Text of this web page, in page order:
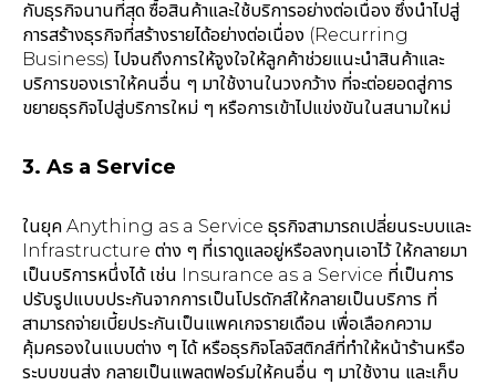
กับธุรกิจนานที่สุด ซื้อสินค้าและใช้บริการอย่างต่อเนื่อง ซึ่งนำไปสู่
การสร้างธุรกิจที่สร้างรายได้อย่างต่อเนื่อง (Recurring
Business) ไปจนถึงการให้จูงใจให้ลูกค้าช่วยแนะนำสินค้าและ
บริการของเราให้คนอื่น ๆ มาใช้งานในวงกว้าง ที่จะต่อยอดสู่การ
ขยายธุรกิจไปสู่บริการใหม่ ๆ หรือการเข้าไปแข่งขันในสนามใหม่
3. As a Service
ในยุค Anything as a Service ธุรกิจสามารถเปลี่ยนระบบและ
Infrastructure ต่าง ๆ ที่เราดูแลอยู่หรือลงทุนเอาไว้ ให้กลายมา
เป็นบริการหนึ่งได้ เช่น Insurance as a Service ที่เป็นการ
ปรับรูปแบบประกันจากการเป็นโปรดักส์ให้กลายเป็นบริการ ที่
สามารถจ่ายเบี้ยประกันเป็นแพคเกจรายเดือน เพื่อเลือกความ
คุ้มครองในแบบต่าง ๆ ได้ หรือธุรกิจโลจิสติกส์ที่ทำให้หน้าร้านหรือ
ระบบขนส่ง กลายเป็นแพลตฟอร์มให้คนอื่น ๆ มาใช้งาน และเก็บ